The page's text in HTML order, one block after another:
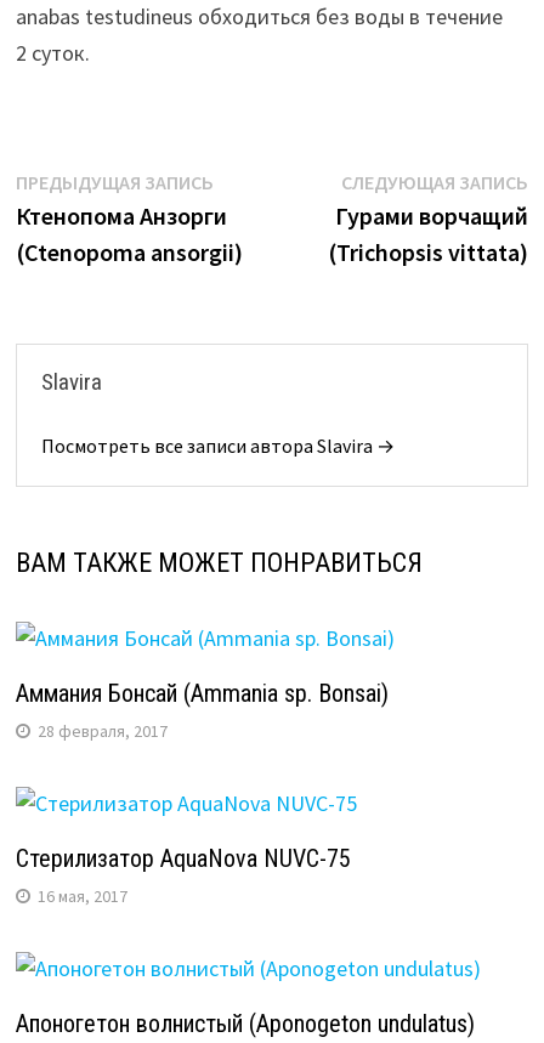
anabas testudineus обходиться без воды в течение
2 суток.
Навигация
по
записям
ПРЕДЫДУЩАЯ ЗАПИСЬПредыдущая
запись:
Ктенопома Анзорги
(Ctenopoma ansorgii)
СЛЕДУЮЩАЯ ЗАПИСЬ
Гурами ворчащий
(Trichopsis vittata)
Slavira
Посмотреть все записи автора Slavira →
ВАМ ТАКЖЕ МОЖЕТ ПОНРАВИТЬСЯ
Аммания Бонсай (Ammania sp. Bonsai)
28 февраля, 2017
Стерилизатор AquaNova NUVC-75
16 мая, 2017
Апоногетон волнистый (Aponogeton undulatus)